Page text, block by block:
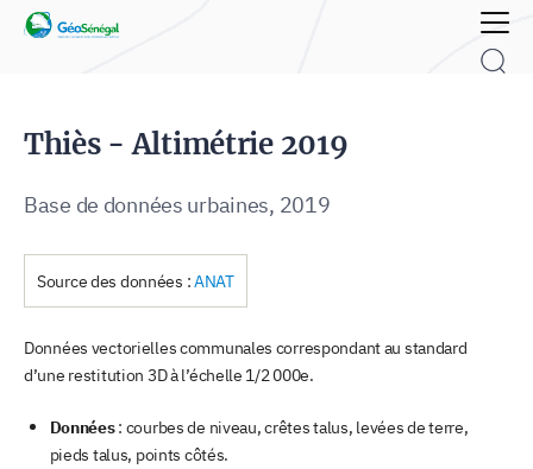
Rechercher :
Thiès - Altimétrie 2019
Base de données urbaines, 2019
Source des données :ANAT
Données vectorielles communales correspondant au standard
d’une restitution 3D à l’échelle 1/2 000e.
Données: courbes de niveau, crêtes talus, levées de terre,
pieds talus, points côtés.